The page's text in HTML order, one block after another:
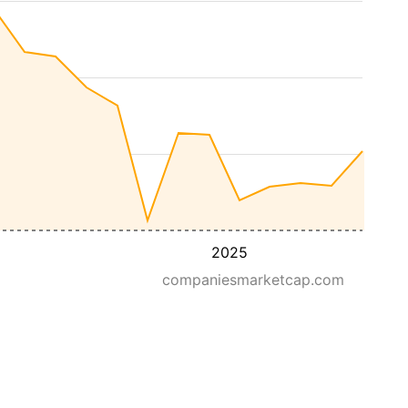
2025
companiesmarketcap.com